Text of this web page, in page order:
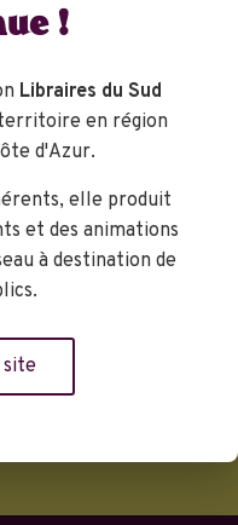
des rapports
la beauté de
!
Libraires du Sud
en région
d'Azur.
elle produit
et des animations
à destination de
site